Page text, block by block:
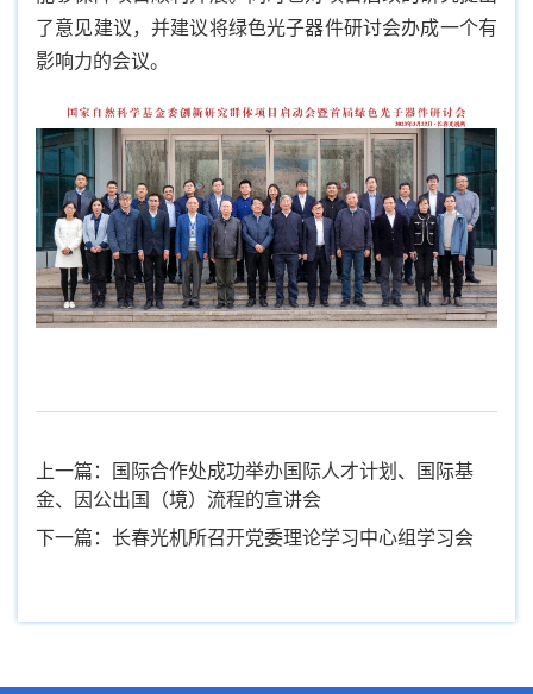
了意见建议，并建议将绿色光子器件研讨会办成一个有
影响力的会议。
上一篇：国际合作处成功举办国际人才计划、国际基
金、因公出国（境）流程的宣讲会
下一篇：长春光机所召开党委理论学习中心组学习会